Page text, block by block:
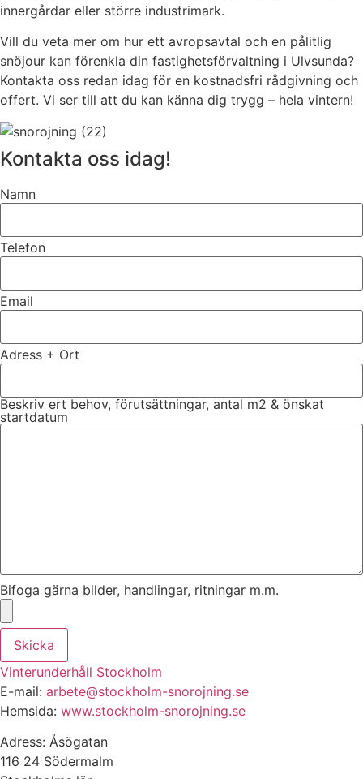
innergårdar eller större industrimark.
Vill du veta mer om hur ett avropsavtal och en pålitlig
snöjour kan förenkla din fastighetsförvaltning i Ulvsunda?
Kontakta oss redan idag för en kostnadsfri rådgivning och
offert. Vi ser till att du kan känna dig trygg – hela vintern!
Kontakta oss idag!
Namn
Telefon
Email
Adress + Ort
Beskriv ert behov, förutsättningar, antal m2 & önskat
startdatum
Bifoga gärna bilder, handlingar, ritningar m.m.
Skicka
Vinterunderhåll Stockholm
E-mail: arbete@stockholm-snorojning.se
Hemsida: www.stockholm-snorojning.se
Adress: Åsögatan
116 24 Södermalm